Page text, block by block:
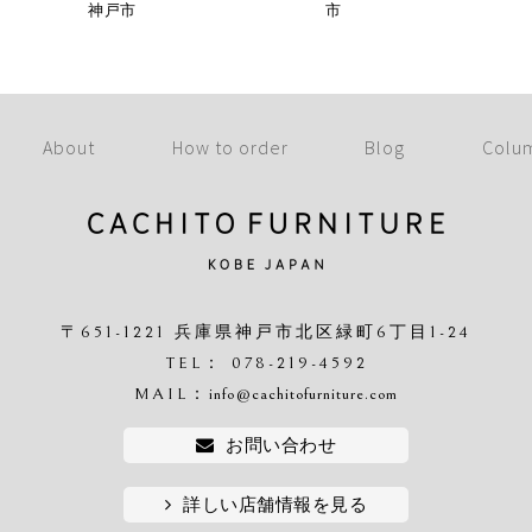
神戸市
市
About How to order Blog
〒651-1221 兵庫県神戸市北区緑町6丁目1-24
TEL： 078-219-4592
MAIL： info@cachitofurniture.com
お問い合わせ
詳しい店舗情報を見る